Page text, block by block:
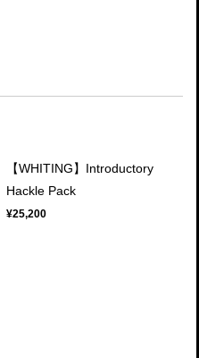
【WHITING】Introductory
Hackle Pack
¥25,200